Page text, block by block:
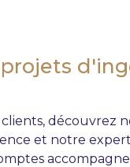
clients, découvrez
et notre